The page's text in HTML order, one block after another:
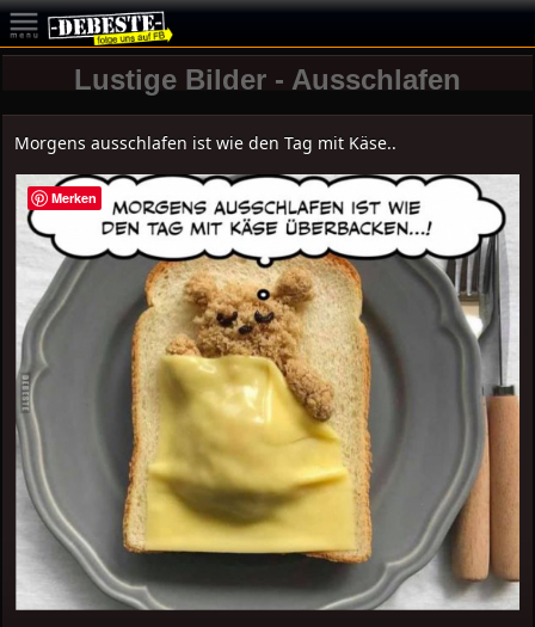
Lustige Bilder - Ausschlafen
Morgens ausschlafen ist wie den Tag mit Käse..
Merken